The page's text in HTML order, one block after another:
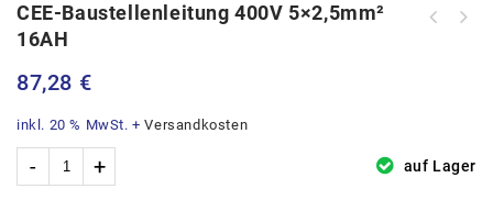
CEE-Baustellenleitung 400V 5×2,5mm²
16AH
87,28 €
inkl. 20 % MwSt. +Versandkosten
auf Lager